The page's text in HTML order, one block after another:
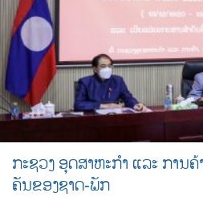
ກະຊວງ ອຸດສາຫະກຳ ແລະ ການ
ຄັນຂອງຊາດ-ພັກ